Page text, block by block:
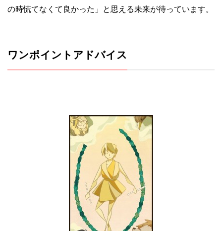
の時慌てなくて良かった」と思える未来が待っています。
ワンポイントアドバイス